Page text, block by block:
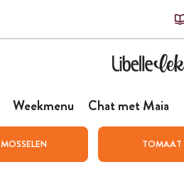
Weekmenu Chat met Maia
MOSSELEN TOMAAT